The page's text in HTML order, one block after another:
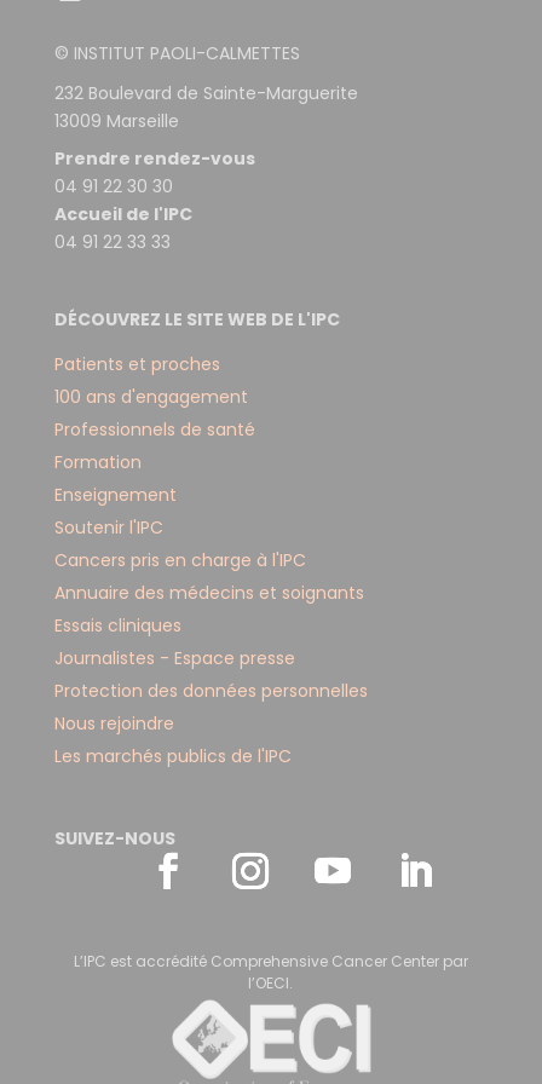
© INSTITUT PAOLI-CALMETTES
232 Boulevard de Sainte-Marguerite
13009 Marseille
Prendre rendez-vous
04 91 22 30 30
Accueil de l'IPC
04 91 22 33 33
DÉCOUVREZ LE SITE WEB DE L'IPC
Patients et proches
100 ans d'engagement
Professionnels de santé
Formation
Enseignement
Soutenir l'IPC
Cancers pris en charge à l'IPC
Annuaire des médecins et soignants
Essais cliniques
Journalistes - Espace presse
Protection des données personnelles
Nous rejoindre
Les marchés publics de l'IPC
SUIVEZ-NOUS
L’IPC est accrédité Comprehensive Cancer Center par
l’OECI.